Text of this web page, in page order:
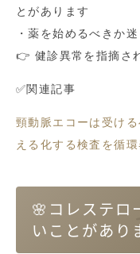
とがあります
・薬を始めるべきか
👉 健診異常を指摘さ
✅関連記事
頸動脈エコーは受け
える化する検査を循
🌸コレステロ
いことがあり